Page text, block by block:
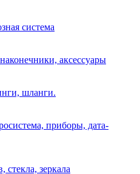
система
аксессуары
шланги.
приборы, дата-
стекла, зеркала